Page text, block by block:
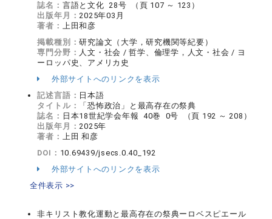
誌名： 言語と文化 28号 （頁 107 ～ 123）
出版年月：2025年03月
著者： 上田和彦
掲載種別：研究論文（大学，研究機関等紀要）
専門分野： 人文・社会 / 哲学、倫理学，人文・社会 / ヨ
ーロッパ史、アメリカ史
外部サイトへのリンクを表示
記述言語： 日本語
タイトル：
「恐怖政治」と最高存在の祭典
誌名： 日本18世紀学会年報 40巻 0号 （頁 192 ～ 208）
出版年月：2025年
著者： 上田 和彦
DOI： 10.69439/jsecs.0.40_192
外部サイトへのリンクを表示
全件表示 >>
非キリスト教化運動と最高存在の祭典ーロベスピエール